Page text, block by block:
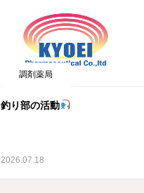
調剤薬局
釣り部の活動
2026.07.18